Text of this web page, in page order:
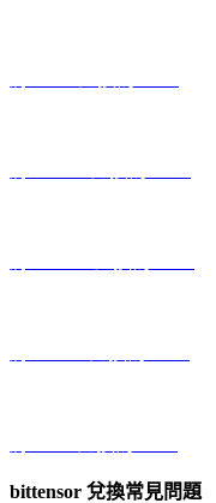
bittensor 兌換常見問題